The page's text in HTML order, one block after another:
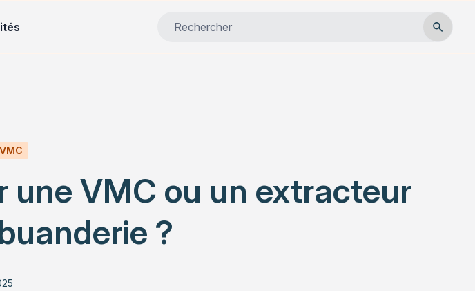
VMC
VMC ou un extracteur
?